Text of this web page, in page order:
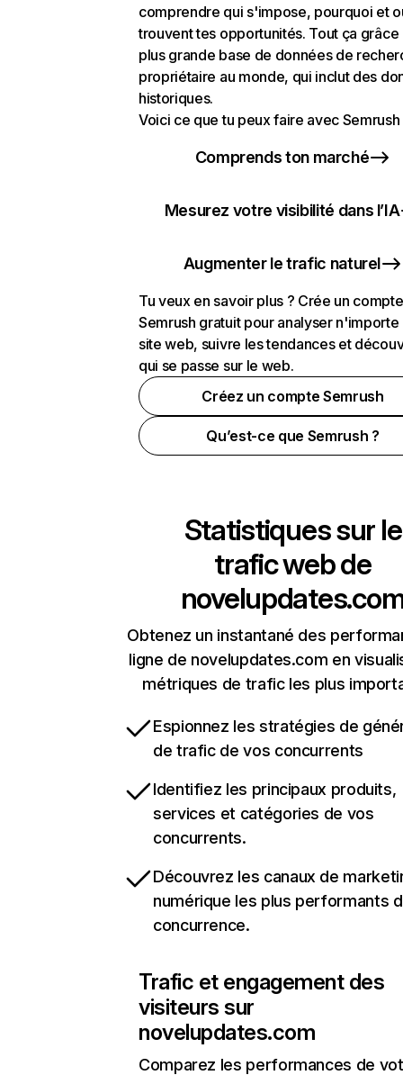
comprendre qui s'impose, pourquoi et
trouvent tes opportunités. Tout ça grâce
plus grande base de données de
propriétaire au monde, qui inclut des
historiques.
Voici ce que tu peux faire avec Semrush
Comprends ton marché
Mesurez votre visibilité dans l’IA
Augmenter le trafic naturel
Tu veux en savoir plus ? Crée un compte
Semrush gratuit pour analyser n'importe
site web, suivre les tendances et
qui se passe sur le web.
Créez un compte Semrush
Qu’est-ce que Semrush ?
Statistiques sur le
trafic web de
Obtenez un instantané des
ligne de novelupdates.com en
métriques de trafic les plus
Espionnez les stratégies de
de trafic de vos concurrents
Identifiez les principaux produits,
services et catégories de vos
concurrents.
Découvrez les canaux de
numérique les plus performants
concurrence.
Trafic et engagement des
visiteurs sur
novelupdates.com
Comparez les performances de